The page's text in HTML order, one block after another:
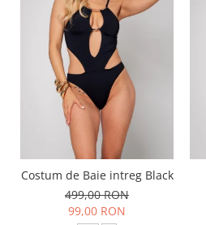
Costum de Baie intreg Black
499,00 RON
99,00 RON